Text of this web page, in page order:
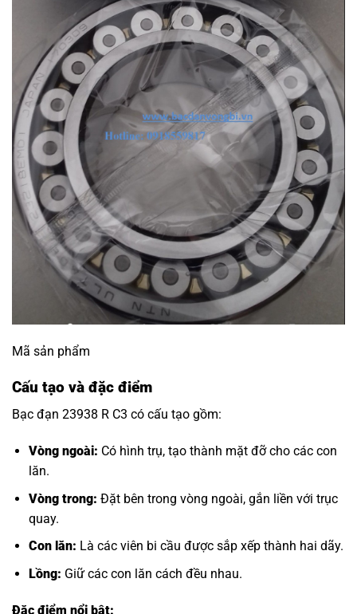
Mã sản phẩm
Cấu tạo và đặc điểm
Bạc đạn 23938 R C3 có cấu tạo gồm:
Vòng ngoài: Có hình trụ, tạo thành mặt đỡ cho các con
lăn.
Vòng trong: Đặt bên trong vòng ngoài, gắn liền với trục
quay.
Con lăn: Là các viên bi cầu được sắp xếp thành hai dãy.
Lồng: Giữ các con lăn cách đều nhau.
Đặc điểm nổi bật: